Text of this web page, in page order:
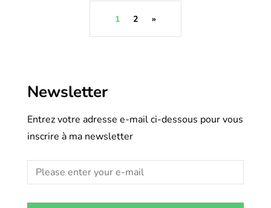
1 2 »
Newsletter
Entrez votre adresse e-mail ci-dessous pour vous
inscrire à ma newsletter